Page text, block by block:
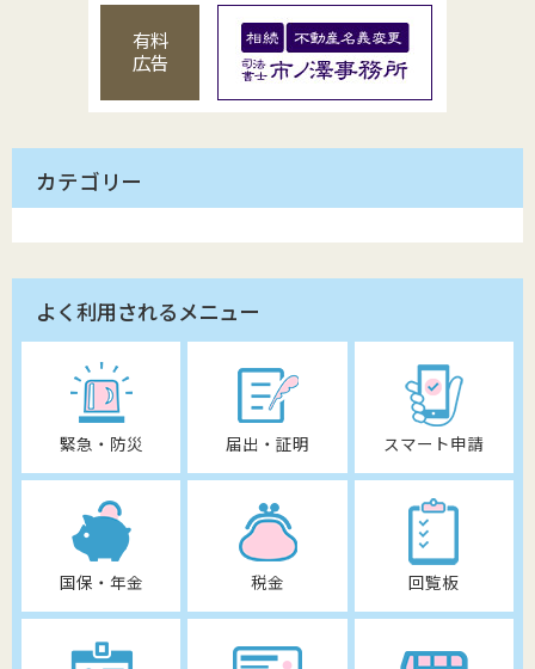
有料
広告
カテゴリー
よく利用されるメニュー
緊急・防災 届出・証明 スマート申請
国保・年金 税金 回覧板